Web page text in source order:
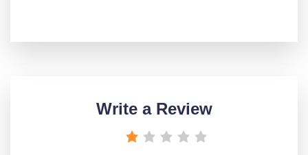
Write a Review